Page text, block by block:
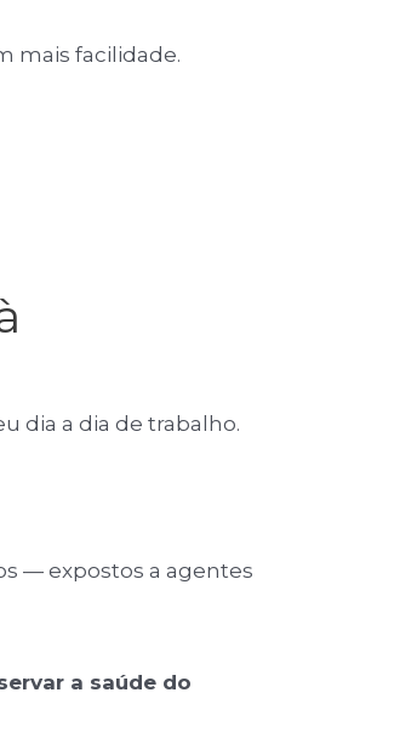
mais facilidade.
dia a dia de trabalho.
— expostos a agentes
a saúde do